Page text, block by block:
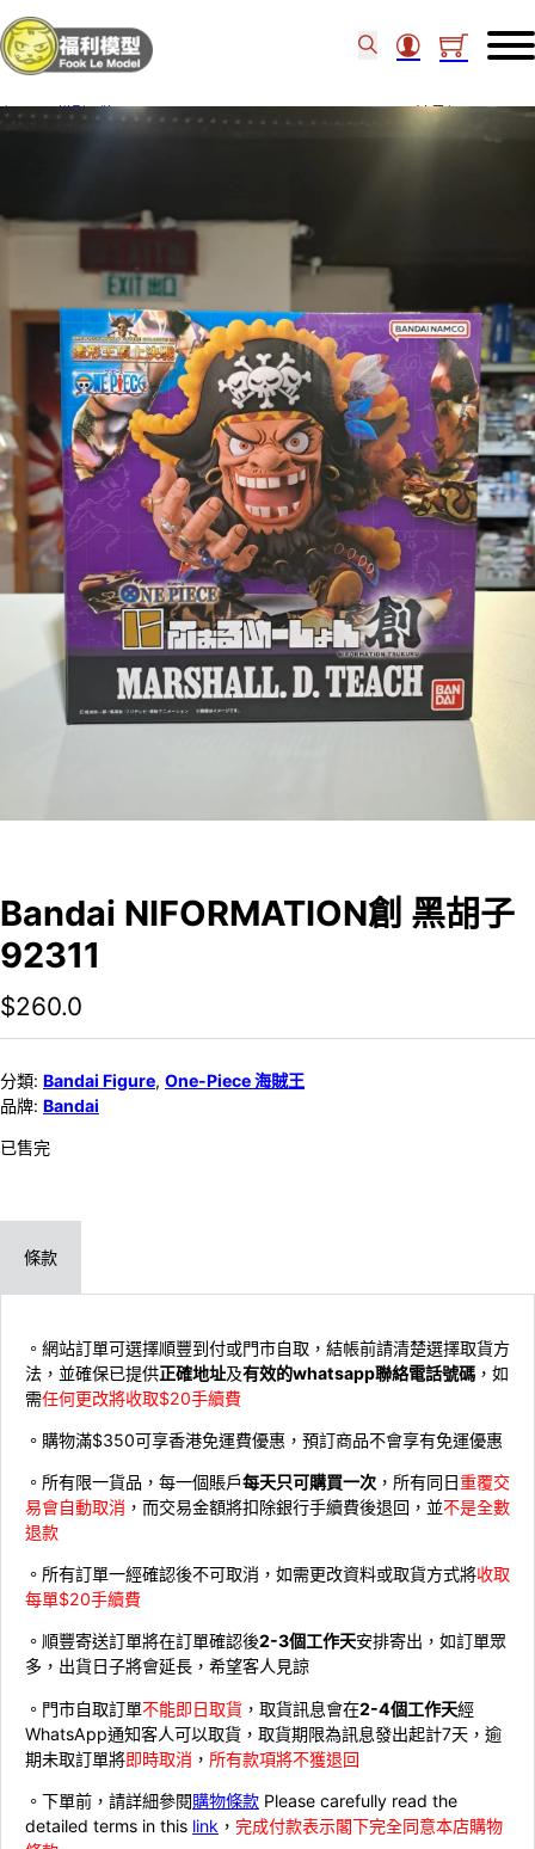
主頁 / 模型品牌 / Bandai Figure Bandai NIFORMATION創 黑胡子 92311
Bandai NIFORMATION創 黑胡子
92311
$260.0
分類: Bandai Figure, One-Piece 海賊王
品牌: Bandai
已售完
條款
。網站訂單可選擇順豐到付或門市自取，結帳前請清楚選擇取貨方
法，並確保已提供正確地址及有效的whatsapp聯絡電話號碼 ，如
需任何更改將收取$20手續費
。購物滿$350可享香港免運費優惠，預訂商品不會享有免運優惠
。所有限一貨品，每一個賬戶每天只可購買一次 ，所有同日重覆交
易會自動取消 ，而交易金額將扣除銀行手續費後退回，並不是全數
退款
。所有訂單一經確認後不可取消，如需更改資料或取貨方式將收取
每單$20手續費
。順豐寄送訂單將在訂單確認後2-3個工作天安排寄出，如訂單眾
多，出貨日子將會延長，希望客人見諒
。門市自取訂單不能即日取貨 ，取貨訊息會在2-4個工作天經
WhatsApp通知客人可以取貨，取貨期限為訊息發出起計7天，逾
期未取訂單將即時取消 ， 所有款項將不獲退回
。下單前，請詳細參閱購物條款 Please carefully read the
detailed terms in this link ， 完成付款表示閣下完全同意本店購物